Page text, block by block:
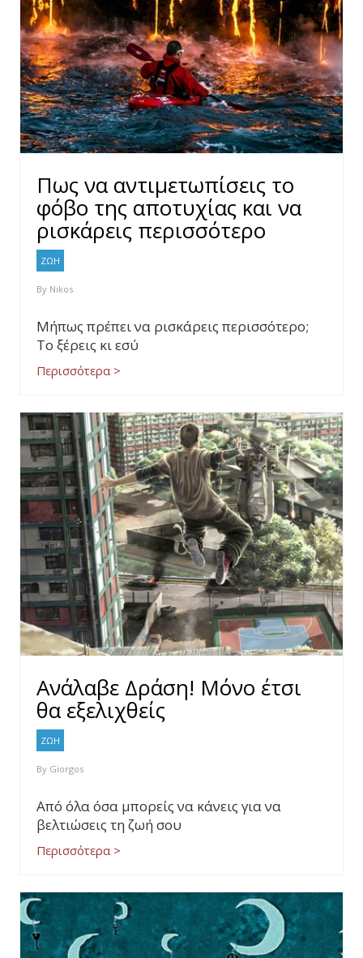
Πως να αντιμετωπίσεις το
φόβο της αποτυχίας και να
ρισκάρεις περισσότερο
ΖΩΗ
By Nikos
Μήπως πρέπει να ρισκάρεις περισσότερο;
Το ξέρεις κι εσύ
Περισσότερα >
Ανάλαβε Δράση! Μόνο έτσι
θα εξελιχθείς
ΖΩΗ
By Giorgos
Από όλα όσα μπορείς να κάνεις για να
βελτιώσεις τη ζωή σου
Περισσότερα >